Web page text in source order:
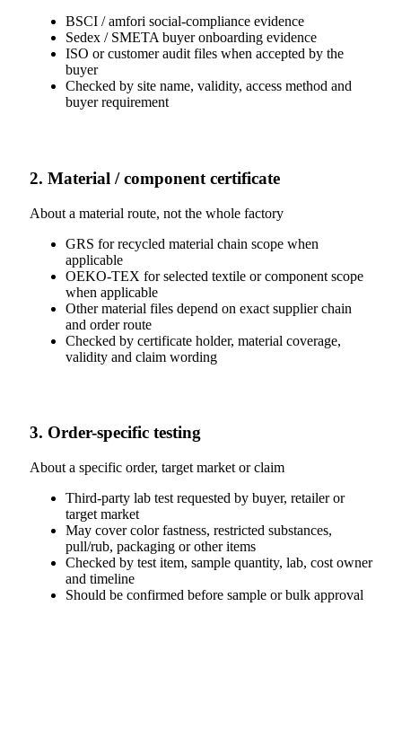
BSCI / amfori social-compliance evidence
Sedex / SMETA buyer onboarding evidence
ISO or customer audit files when accepted by the
buyer
Checked by site name, validity, access method and
buyer requirement
2. Material / component certificate
About a material route, not the whole factory
GRS for recycled material chain scope when
applicable
OEKO-TEX for selected textile or component scope
when applicable
Other material files depend on exact supplier chain
and order route
Checked by certificate holder, material coverage,
validity and claim wording
3. Order-specific testing
About a specific order, target market or claim
Third-party lab test requested by buyer, retailer or
target market
May cover color fastness, restricted substances,
pull/rub, packaging or other items
Checked by test item, sample quantity, lab, cost owner
and timeline
Should be confirmed before sample or bulk approval